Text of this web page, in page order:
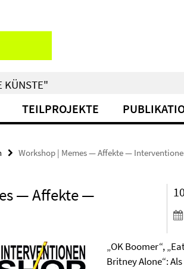
KÜNSTE"
TEILPROJEKTE
Workshop | Memes — Affekte —
— Affekte —
„OK Boomer“,
Britney Alone“: